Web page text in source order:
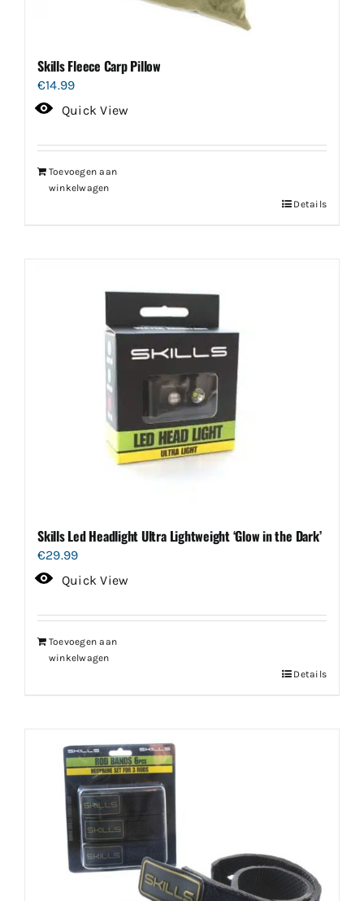
Skills Fleece Carp Pillow
€14.99
Quick View
Toevoegen aan
winkelwagen
Details
Skills Led Headlight Ultra Lightweight ‘Glow in the Dark’
€29.99
Quick View
Toevoegen aan
winkelwagen
Details